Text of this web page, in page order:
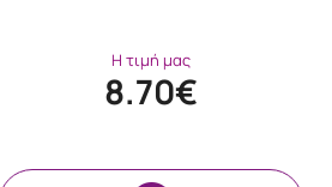
Η τιμή μας
8.70€